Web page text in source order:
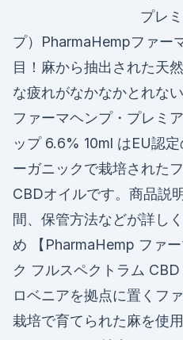
プレ
プ）PharmaHempファー
目！麻から抽出された天
な疲れがなかなかとれな
ファーマヘンプ・プレミ
ップ 6.6% 10ml はEU認
ーガニックで栽培された
CBDオイルです。商品説
間、保管方法などが詳し
め 【PharmaHemp ファ
ク フルスペクトラム
ロベニアを拠点に置くフ
栽培で育てられた麻を使